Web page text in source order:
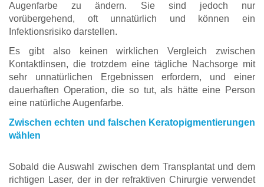
Augenfarbe zu ändern. Sie sind jedoch nur
vorübergehend, oft unnatürlich und können ein
Infektionsrisiko darstellen.
Es gibt also keinen wirklichen Vergleich zwischen
Kontaktlinsen, die trotzdem eine tägliche Nachsorge mit
sehr unnatürlichen Ergebnissen erfordern, und einer
dauerhaften Operation, die so tut, als hätte eine Person
eine natürliche Augenfarbe.
Zwischen echten und falschen Keratopigmentierungen
wählen
Sobald die Auswahl zwischen dem Transplantat und dem
richtigen Laser, der in der refraktiven Chirurgie verwendet